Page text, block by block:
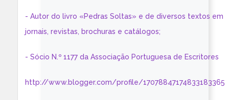
- Autor do livro «Pedras Soltas» e de diversos textos em
jornais, revistas, brochuras e catálogos;
- Sócio N.º 1177 da Associação Portuguesa de Escritores
http://www.blogger.com/profile/17078847174833183365